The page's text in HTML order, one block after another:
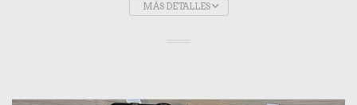
MÁS DETALLES